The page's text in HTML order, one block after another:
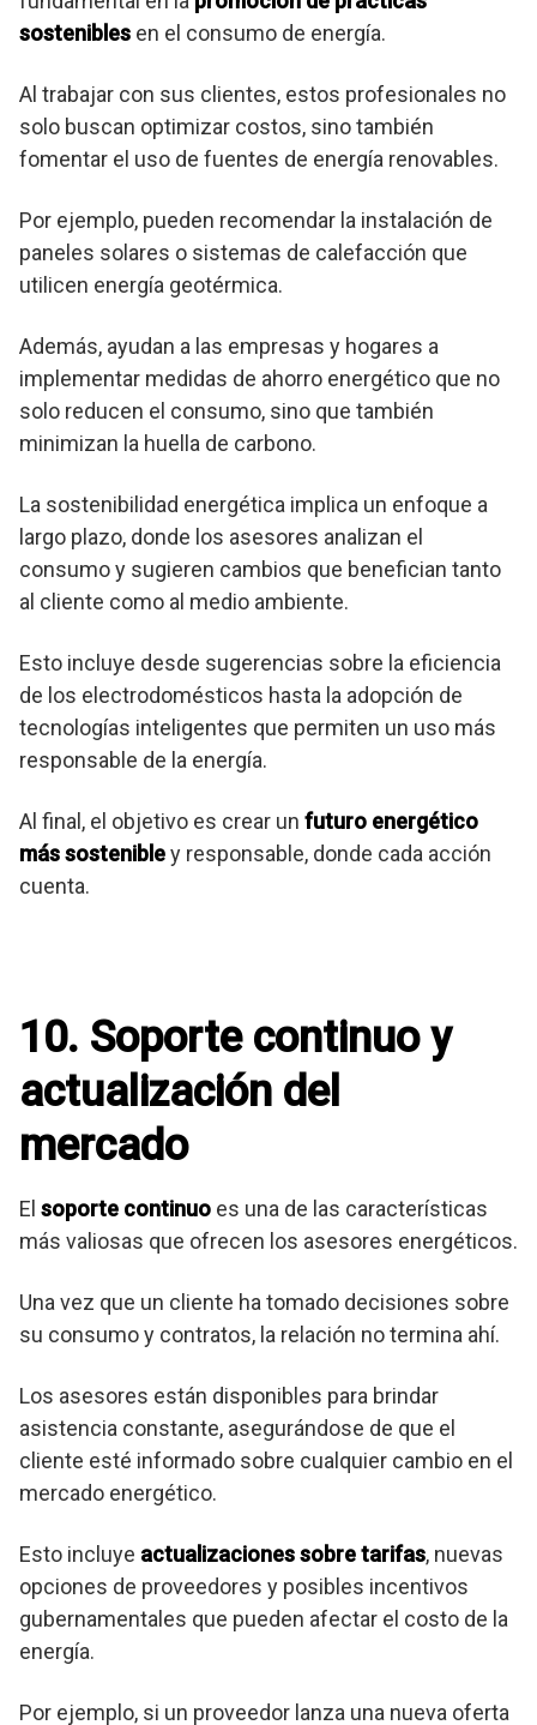
sostenibles en el consumo de energía.
Al trabajar con sus clientes, estos profesionales no
solo buscan optimizar costos, sino también
fomentar el uso de fuentes de energía renovables.
Por ejemplo, pueden recomendar la instalación de
paneles solares o sistemas de calefacción que
utilicen energía geotérmica.
Además, ayudan a las empresas y hogares a
implementar medidas de ahorro energético que no
solo reducen el consumo, sino que también
minimizan la huella de carbono.
La sostenibilidad energética implica un enfoque a
largo plazo, donde los asesores analizan el
consumo y sugieren cambios que benefician tanto
al cliente como al medio ambiente.
Esto incluye desde sugerencias sobre la eficiencia
de los electrodomésticos hasta la adopción de
tecnologías inteligentes que permiten un uso más
responsable de la energía.
Al final, el objetivo es crear un futuro energético
más sostenibley responsable, donde cada acción
cuenta.
10. Soporte continuo y
actualización del
mercado
El soporte continuo es una de las características
más valiosas que ofrecen los asesores energéticos.
Una vez que un cliente ha tomado decisiones sobre
su consumo y contratos, la relación no termina ahí.
Los asesores están disponibles para brindar
asistencia constante, asegurándose de que el
cliente esté informado sobre cualquier cambio en el
mercado energético.
Esto incluye actualizaciones sobre tarifas, nuevas
opciones de proveedores y posibles incentivos
gubernamentales que pueden afectar el costo de la
energía.
Por ejemplo, si un proveedor lanza una nueva oferta